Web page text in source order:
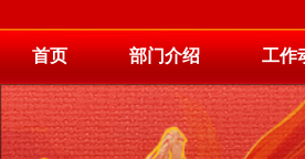
首页 部门介绍 工作